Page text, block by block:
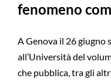
fenomeno
A Genova il 26 giugno
all’Università del
che pubblica, tra gli